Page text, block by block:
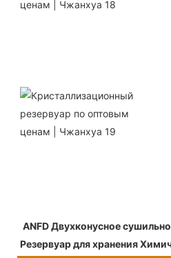
ANFD Двухконусное
Резервуар для хранения